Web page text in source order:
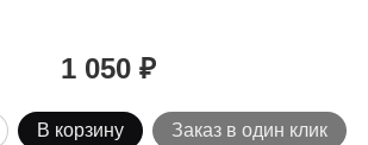
1 050 ₽
В корзину Заказ в один клик